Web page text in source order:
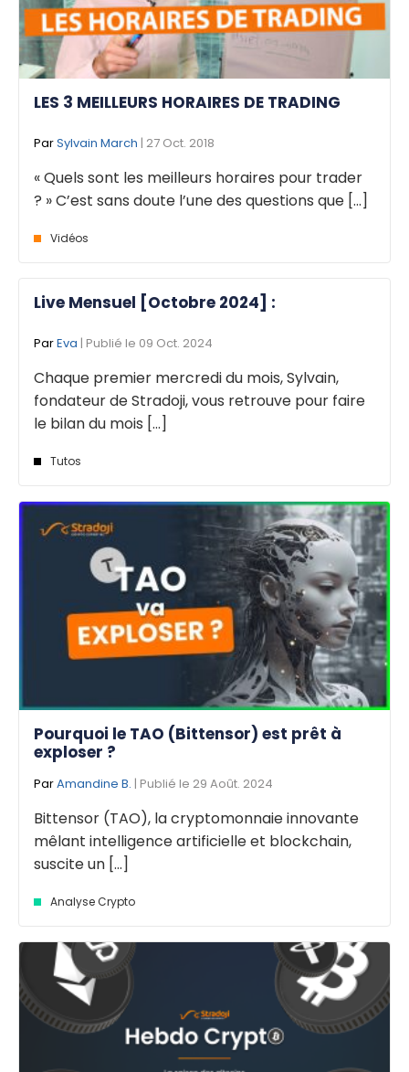
LES 3 MEILLEURS HORAIRES DE TRADING
ParSylvain March | 27 Oct. 2018
« Quels sont les meilleurs horaires pour trader
? » C’est sans doute l’une des questions que [...]
Vidéos
Live Mensuel [Octobre 2024] :
ParEva | Publié le 09 Oct. 2024
Chaque premier mercredi du mois, Sylvain,
fondateur de Stradoji, vous retrouve pour faire
le bilan du mois [...]
Tutos
Pourquoi le TAO (Bittensor) est prêt à
exploser ?
ParAmandine B. | Publié le 29 Août. 2024
Bittensor (TAO), la cryptomonnaie innovante
mêlant intelligence artificielle et blockchain,
suscite un [...]
Analyse Crypto